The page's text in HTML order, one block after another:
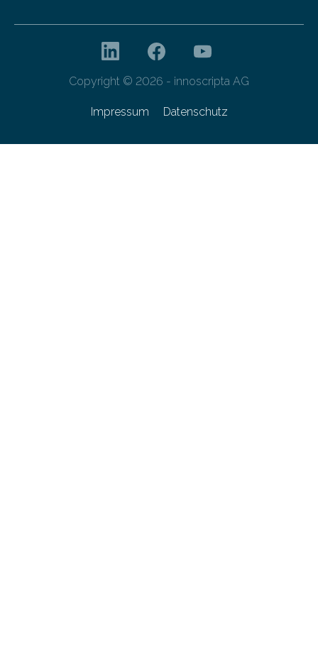
Copyright © 2026 - innoscripta AG
Impressum Datenschutz